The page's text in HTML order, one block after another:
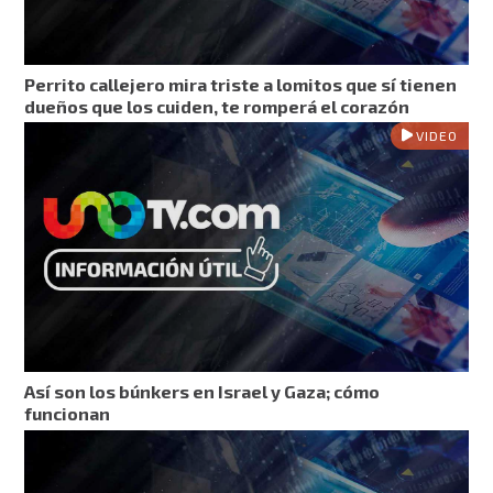
Perrito callejero mira triste a lomitos que sí tienen
dueños que los cuiden, te romperá el corazón
VIDEO
Así son los búnkers en Israel y Gaza; cómo
funcionan